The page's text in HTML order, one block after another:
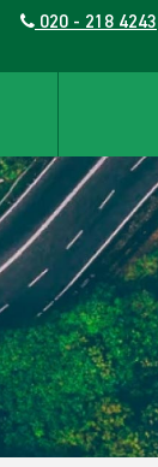
020 - 218 4243